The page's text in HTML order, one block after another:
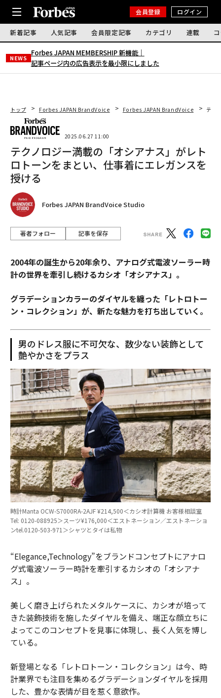
会員登録 ログイン
新着記事 人気記事 会員限定記事 カテゴリ 連載
NEWS
Forbes JAPAN MEMBERSHIP 新機能｜
記事ページ内の広告表示を最小限にしました
トップ Forbes JAPAN BrandVoice Forbes JAPAN BrandVoice テク
2025.06.27 11:00
テクノロジー満載の「オシアナス」がレト
ロトーンをまとい、仕事着にエレガンスを
授ける
Forbes JAPAN BrandVoice Studio
著者フォロー 記事を保存
2004年の誕生から20年余り、アナログ式電波ソーラー時
計の世界を牽引し続けるカシオ「オシアナス」。
グラデーションカラーのダイヤルを纏った「レトロトー
ン・コレクション」が、新たな魅力を打ち出していく。
男のドレス服に不可欠な、数少ない装飾として
艶やかさをプラス
時計Manta OCW-S7000RA-2AJF ¥214,500＜カシオ計算機 お客様相談室
Tel: 0120-088925＞スーツ¥176,000＜エストネーション／エストネーショ
ンtel.0120-503-971＞シャツとタイは私物
“Elegance,Technology”をブランドコンセプトにアナロ
グ式電波ソーラー時計を牽引するカシオの「オシアナ
ス」。
美しく磨き上げられたメタルケースに、カシオが培って
きた装飾技術を施したダイヤルを備え、端正な顔立ちに
よってこのコンセプトを見事に体現し、長く人気を博し
ている。
新登場となる「レトロトーン・コレクション」は今、時
計業界でも注目を集めるグラデーションダイヤルを採用
した、豊かな表情が目を惹く意欲作。